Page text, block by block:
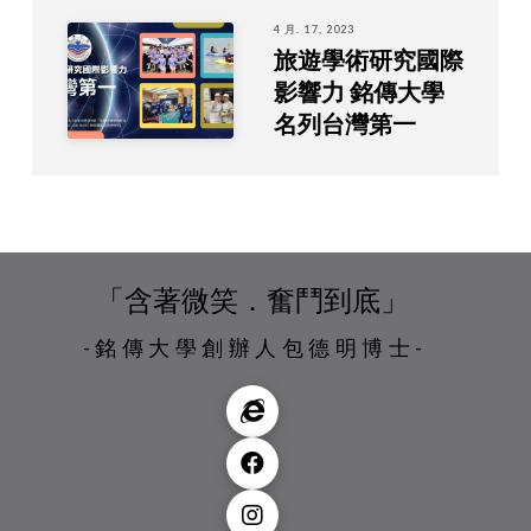
4 月. 17, 2023
旅遊學術研究國際
影響力 銘傳大學
名列台灣第一
「含著微笑．奮鬥到底」
-銘傳大學創辦人包德明博士-